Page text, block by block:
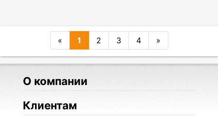
« 1 2 3 4 »
О компании
Клиентам